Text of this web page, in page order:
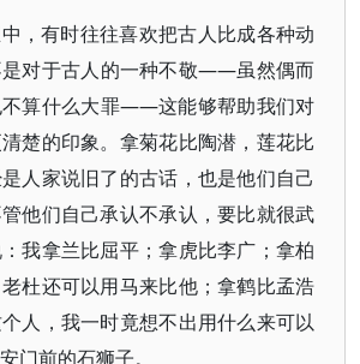
，有时往往喜欢把古人比成各种动
是对于古人的一种不敬——虽然偶而
不算什么大罪——这能够帮助我们对
楚的印象。拿菊花比陶潜，莲花比
人家说旧了的古话，也是他们自己
他们自己承认不承认，要比就很武
我拿兰比屈平；拿虎比李广；拿柏
杜还可以用马来比他；拿鹤比孟浩
人，我一时竟想不出用什么来可以
门前的石狮子。